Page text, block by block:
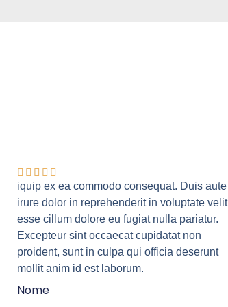
iquip ex ea commodo consequat. Duis aute
irure dolor in reprehenderit in voluptate velit
esse cillum dolore eu fugiat nulla pariatur.
Excepteur sint occaecat cupidatat non
proident, sunt in culpa qui officia deserunt
mollit anim id est laborum.
Nome